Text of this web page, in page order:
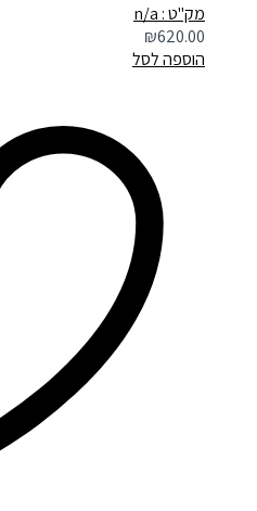
מק"ט : n/a
₪620.00
הוספה לסל